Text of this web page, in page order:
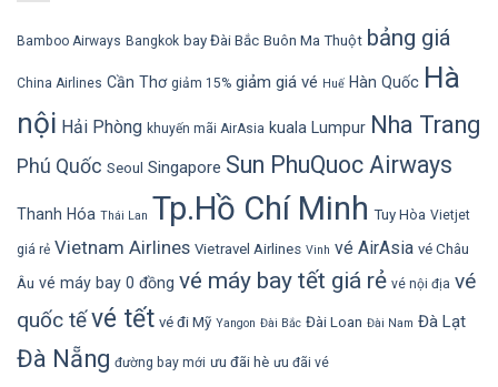
Bamboo Airways Bangkok bay Đài Bắc Buôn Ma Thuột bảng giá
China Airlines Cần Thơ giảm 15% giảm giá vé Huế Hàn Quốc Hà
nội Hải Phòng khuyến mãi AirAsia kuala Lumpur Nha Trang
Phú Quốc Seoul Singapore Sun PhuQuoc Airways
Thanh Hóa Thái Lan Tp.Hồ Chí Minh Tuy Hòa Vietjet
giá rẻ Vietnam Airlines Vietravel Airlines Vinh vé AirAsia vé Châu
Âu vé máy bay 0 đồng vé máy bay tết giá rẻ vé nội địa vé
quốc tếvé tết vé đi Mỹ Yangon Đài Bắc Đài Loan Đài Nam Đà Lạt
Đà Nẵng đường bay mới ưu đãi hè ưu đãi vé